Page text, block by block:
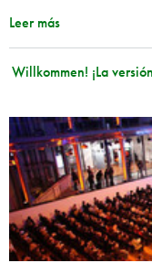
Leer más
Willkommen! ¡La